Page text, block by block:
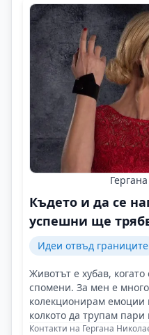
Където и да се
успешни ще
Идеи отвъд границите
Животът е хубав,
спомени. За мен е
колекционирам емоции
колкото да трупам
Контакти на Гергана